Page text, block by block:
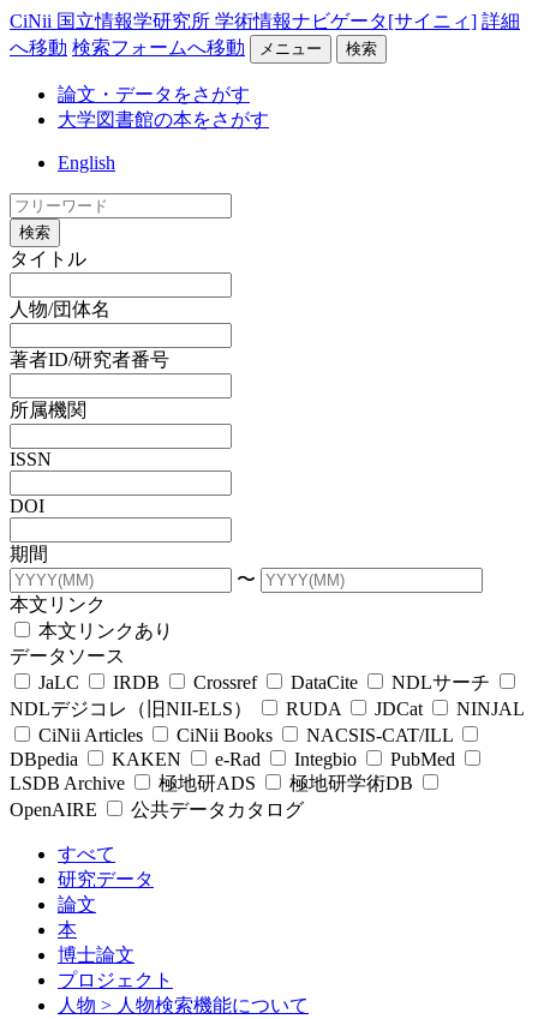
CiNii 国立情報学研究所 学術情報ナビゲータ[サイニィ] 詳細
へ移動 検索フォームへ移動 メニュー 検索
論文・データをさがす
大学図書館の本をさがす
English
検索
タイトル
人物/団体名
著者ID/研究者番号
所属機関
ISSN
DOI
期間
〜
本文リンク
本文リンクあり
データソース
JaLC
IRDB Crossref DataCite
NDLサーチ
NDLデジコレ（旧NII-ELS）
RUDA JDCat
NINJAL
CiNii Articles
CiNii Books
NACSIS-CAT/ILL
DBpedia
KAKEN e-Rad Integbio
PubMed
LSDB Archive
極地研ADS
極地研学術DB
OpenAIRE
公共データカタログ
すべて
研究データ
論文
本
博士論文
プロジェクト
人物 > 人物検索機能について